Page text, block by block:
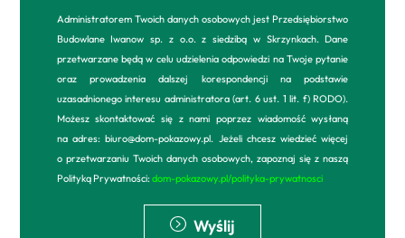
Administratorem Twoich danych osobowych jest Przedsiębiorstwo
Budowlane Iwanow sp. z o.o. z siedzibą w Skrzynkach. Dane
przetwarzane będą w celu udzielenia odpowiedzi na Twoje pytanie
oraz prowadzenia dalszej korespondencji na podstawie
uzasadnionego interesu administratora (art. 6 ust. 1 lit. f) RODO).
Możesz skontaktować się z nami poprzez wiadomość wysłaną
na adres: biuro@dom-pokazowy.pl. Jeżeli chcesz wiedzieć więcej
o przetwarzaniu Twoich danych osobowych, zapoznaj się z naszą
Polityką Prywatności:dom-pokazowy.pl/polityka-prywatnosci
Wyślij